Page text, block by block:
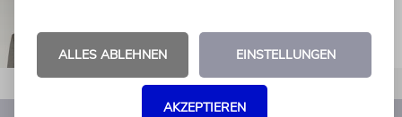
ALLES ABLEHNEN EINSTELLUNGEN
AKZEPTIEREN